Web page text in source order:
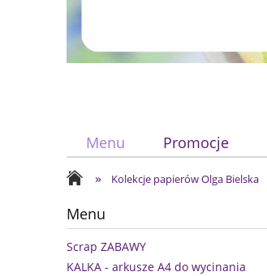
Menu Promocje
» Kolekcje papierów Olga Bielska
Menu
Scrap ZABAWY
KALKA - arkusze A4 do wycinania